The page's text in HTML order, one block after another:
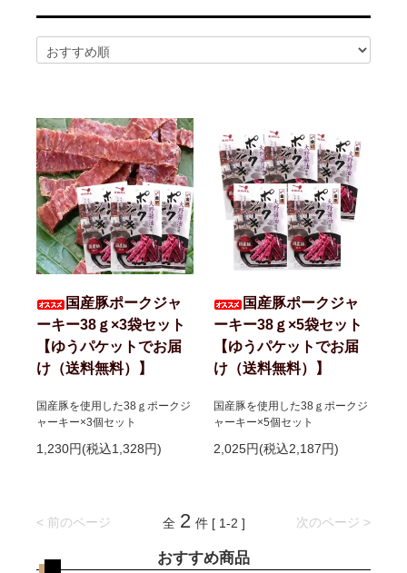
2025/07/14
お届け先1か所に付き10,800円（税込）以上ご購
入で送料無料(^^)/（ただし例外（冷凍商品を同梱された場合な
ど）もございます）
2025/05/13
天狗ハムオンラインショップ会員様限定！
3％OFF商品を増やしました(^^)/
2025/01/05
「お肉」のご注文は「お急ぎ便」「当日出荷」の
対象外です。詳しくは各ページの「商品説明」欄をご確認くださ
い。
2025/01/05
【ご注意】配送をお急ぎの方は、日付指定をせず
に、備考欄にその旨をご記入ください。品物が準備出来次第、発
送させていただきます。
2025/01/05
「地域から元気に！！」天狗ハムでは【金沢市】
国産豚ポークジャ
ーキー38ｇ×3袋セット
【ゆうパケットでお届
け（送料無料）】
国産豚を使用した38ｇポークジ
ャーキー×3個セット
1,230円(税込1,328円)
国産豚ポークジャ
ーキー38ｇ×5袋セット
【ゆうパケットでお届
け（送料無料）】
国産豚を使用した38ｇポークジ
ャーキー×5個セット
2,025円(税込2,187円)
< 前のページ 次のページ >
全 2 件 [ 1-2 ]
おすすめ商品